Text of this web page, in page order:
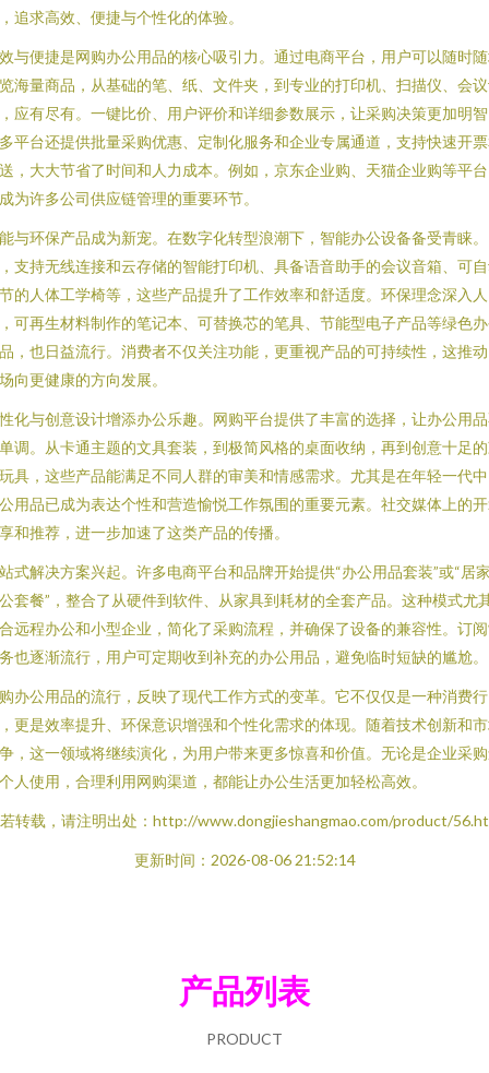
追求高效、便捷与个性化的体验。
与便捷是网购办公用品的核心吸引力。通过电商平台，用户可以随时
海量商品，从基础的笔、纸、文件夹，到专业的打印机、扫描仪、会
应有尽有。一键比价、用户评价和详细参数展示，让采购决策更加明
平台还提供批量采购优惠、定制化服务和企业专属通道，支持快速开
，大大节省了时间和人力成本。例如，京东企业购、天猫企业购等平
为许多公司供应链管理的重要环节。
与环保产品成为新宠。在数字化转型浪潮下，智能办公设备备受青睐
支持无线连接和云存储的智能打印机、具备语音助手的会议音箱、可
的人体工学椅等，这些产品提升了工作效率和舒适度。环保理念深入人
可再生材料制作的笔记本、可替换芯的笔具、节能型电子产品等绿色
，也日益流行。消费者不仅关注功能，更重视产品的可持续性，这推
向更健康的方向发展。
化与创意设计增添办公乐趣。网购平台提供了丰富的选择，让办公用
调。从卡通主题的文具套装，到极简风格的桌面收纳，再到创意十足
具，这些产品能满足不同人群的审美和情感需求。尤其是在年轻一代
用品已成为表达个性和营造愉悦工作氛围的重要元素。社交媒体上的
和推荐，进一步加速了这类产品的传播。
式解决方案兴起。许多电商平台和品牌开始提供“办公用品套装”或“居
套餐”，整合了从硬件到软件、从家具到耗材的全套产品。这种模式尤
远程办公和小型企业，简化了采购流程，并确保了设备的兼容性。订
也逐渐流行，用户可定期收到补充的办公用品，避免临时短缺的尴尬。
办公用品的流行，反映了现代工作方式的变革。它不仅仅是一种消费行
更是效率提升、环保意识增强和个性化需求的体现。随着技术创新和
，这一领域将继续演化，为用户带来更多惊喜和价值。无论是企业采
人使用，合理利用网购渠道，都能让办公生活更加轻松高效。
转载，请注明出处：http://www.dongjieshangmao.com/product/
更新时间：2026-08-06 21:52:14
产品列表
PRODUCT